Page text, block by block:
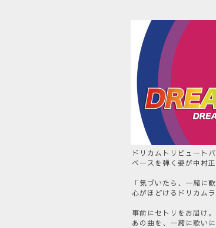
ドリカムトリビュート
ベースを弾く姿が中村
「気づいたら、一緒に
心がほどけるドリカム
事前にセトリをお届け。
あの曲を、一緒に歌いに